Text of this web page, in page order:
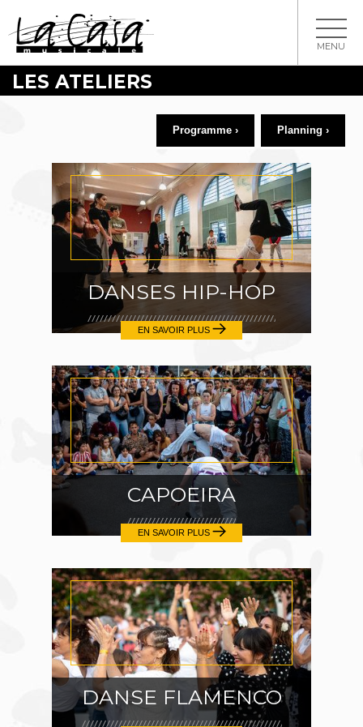
MENU
LES ATELIERS
Programme › Planning ›
DANSES HIP-HOP
EN SAVOIR PLUS
CAPOEIRA
EN SAVOIR PLUS
DANSE FLAMENCO